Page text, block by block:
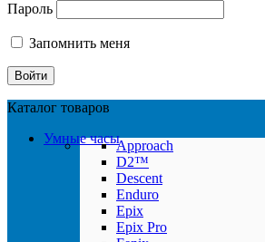
Пароль
Запомнить меня
Каталог товаров
Умные часыApproach
D2™
Descent
Enduro
Epix
Epix Pro